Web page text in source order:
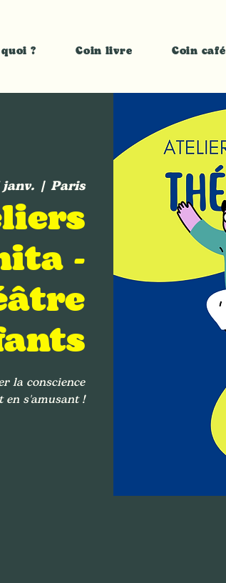
? Coin livre Coin café
janv.
  |
Paris
-
la conscience
en s'amusant !